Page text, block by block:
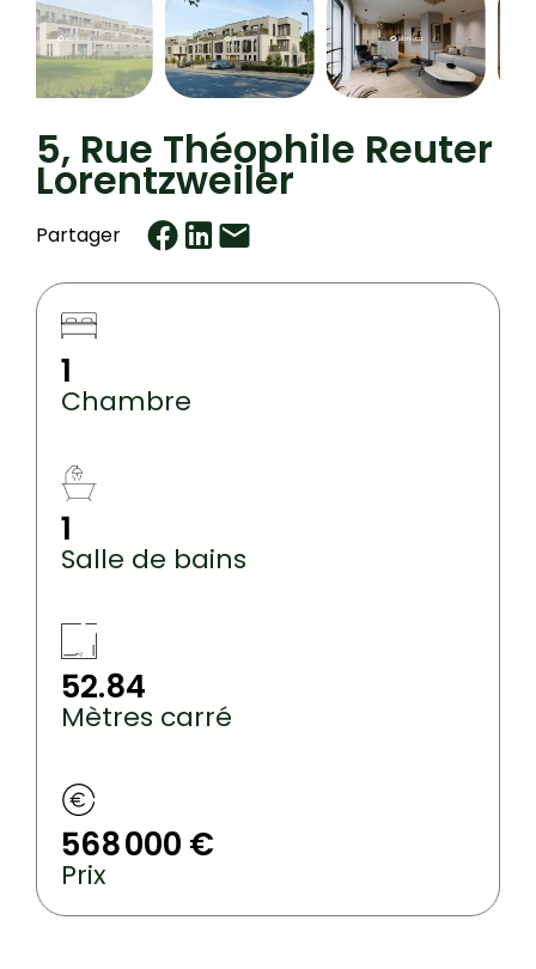
5, Rue Théophile Reuter
Lorentzweiler
Partager
1
Chambre
1
Salle de bains
52.84
Mètres carré
568 000 €
Prix